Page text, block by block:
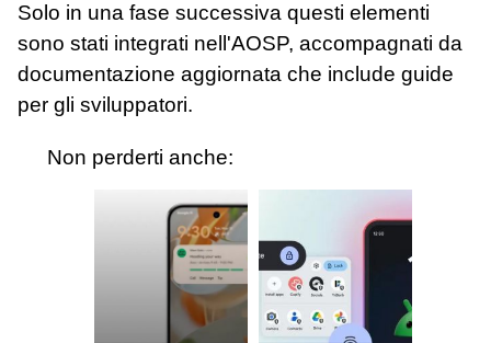
Solo in una fase successiva questi elementi
sono stati integrati nell'AOSP, accompagnati da
documentazione aggiornata che include guide
per gli sviluppatori.
Non perderti anche: